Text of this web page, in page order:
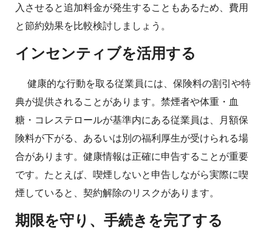
入させると追加料金が発生することもあるため、費用
と節約効果を比較検討しましょう。
インセンティブを活用する
健康的な行動を取る従業員には、保険料の割引や特
典が提供されることがあります。禁煙者や体重・血
糖・コレステロールが基準内にある従業員は、月額保
険料が下がる、あるいは別の福利厚生が受けられる場
合があります。健康情報は正確に申告することが重要
です。たとえば、喫煙しないと申告しながら実際に喫
煙していると、契約解除のリスクがあります。
期限を守り、手続きを完了する